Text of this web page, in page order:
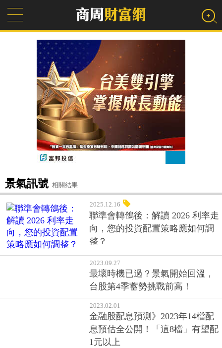
景氣訊號 相關結果
2025.12.16
聯準會轉鴿後：解讀 2026 利率走
向，您的投資配置策略應如何調
整？
2023.09.27
最壞時機已過？景氣開始回溫，
台股第4季蓄勢挑戰前高！
2023.02.01
金融股配息預測》2023年14檔配
息預估全公開！「這8檔」有望配
1元以上